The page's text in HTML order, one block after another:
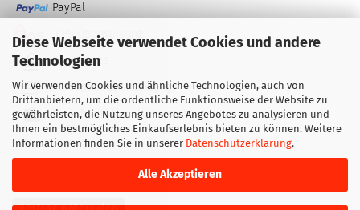
Diese Webseite verwendet Cookies und andere
Technologien
Wir verwenden Cookies und ähnliche Technologien, auch von
Drittanbietern, um die ordentliche Funktionsweise der Website zu
gewährleisten, die Nutzung unseres Angebotes zu analysieren und
Ihnen ein bestmögliches Einkaufserlebnis bieten zu können. Weitere
Informationen finden Sie in unserer Datenschutzerklärung.
Alle Akzeptieren
PayPal
EPS Überweisung
Kreditkarte
Vorkasse (Überweisung)
Barzahlung (bei Abholung)
Vertrag widerrufen